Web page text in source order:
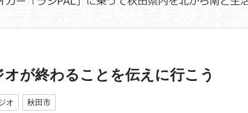
が終わることを伝えに行こう
オ 秋田市